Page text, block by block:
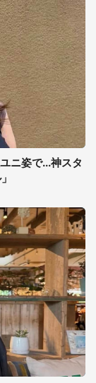
ニ姿で...神スタ